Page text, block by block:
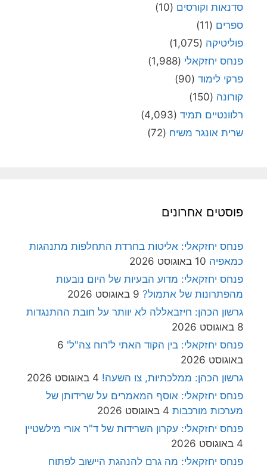
סדנאות וקורסים (10)
ספרים (11)
פוליטיקה (1,075)
פנחס יחזקאלי (1,988)
פרקי לימוד (90)
קורונה (150)
רלוונטיים תמיד (4,093)
שרית אונגר משיח (72)
פוסטים אחרונים
פנחס יחזקאלי: אליטות בחרדת התחלפות מתנהגות
כמאפיה 10 באוגוסט 2026
פנחס יחזקאלי: מדוע הבעיות של היום נובעות
מהפתרונות של אתמול? 9 באוגוסט 2026
גרשון הכהן: חיזבאללה לא יוותר על חובת ההתנגדות
8 באוגוסט 2026
פנחס יחזקאלי: בין הקוד האתי ל'רוח צה"ל' 6
באוגוסט 2026
גרשון הכהן: ממלכתיות, צו השעה! 4 באוגוסט 2026
פנחס יחזקאלי: אוסף המאמרים על שרידותן של
מערכות מורכבות 4 באוגוסט 2026
פנחס יחזקאלי: עקרון השרידות של ד"ר אורי מילשטיין
4 באוגוסט 2026
פנחס יחזקאלי: מה גרם להנהגת היישוב לפתוח